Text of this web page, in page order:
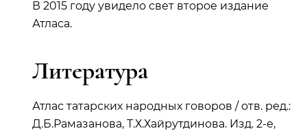
В 2015 году увидело свет второе издание
Атласа.
Литература
Атлас татарских народных говоров / отв. ред.:
Д.Б.Рамазанова, Т.Х.Хайрутдинова. Изд. 2-е,